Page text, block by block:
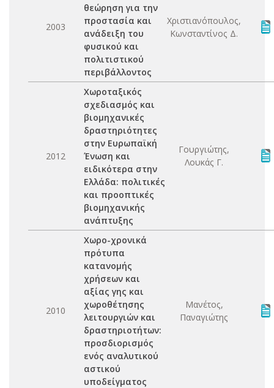
2003
θεώρηση για την
προστασία και
ανάδειξη του
φυσικού και
πολιτιστικού
περιβάλλοντος
Χριστιανόπουλος,
Κωνσταντίνος Δ.
2012
Χωροταξικός
σχεδιασμός και
βιομηχανικές
δραστηριότητες
στην Ευρωπαϊκή
Ένωση και
ειδικότερα στην
Ελλάδα: πολιτικές
και προοπτικές
βιομηχανικής
ανάπτυξης
Γουργιώτης,
Λουκάς Γ.
2010
Χωρο-χρονικά
πρότυπα
κατανομής
χρήσεων και
αξίας γης και
χωροθέτησης
λειτουργιών και
δραστηριοτήτων:
προσδιορισμός
ενός αναλυτικού
αστικού
υποδείγματος
Μανέτος,
Παναγιώτης